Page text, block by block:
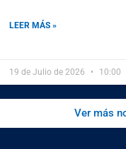
LEER MÁS »
19 de Julio de 2026 10:00
Ver más